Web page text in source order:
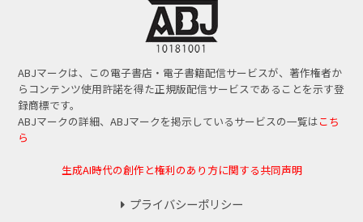
ABJマークは、この電子書店・電子書籍配信サービスが、著作権者か
らコンテンツ使用許諾を得た正規版配信サービスであることを示す登
録商標です。
ABJマークの詳細、ABJマークを掲示しているサービスの一覧はこち
ら
生成AI時代の創作と権利のあり方に関する共同声明
プライバシーポリシー